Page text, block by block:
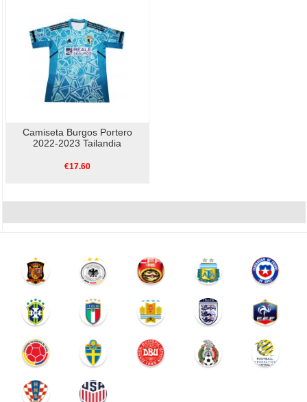
Camiseta Burgos Portero
2022-2023 Tailandia
€17.60